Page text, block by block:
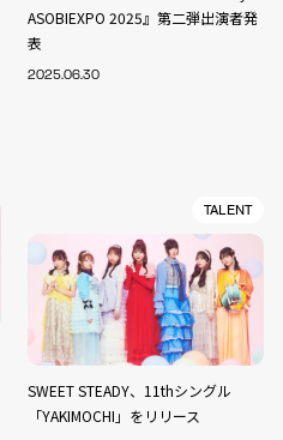
ASOBIEXPO 2025』第二弾出演者発
表
2025.06.30
TALENT
SWEET STEADY、11thシングル
「YAKIMOCHI」をリリース